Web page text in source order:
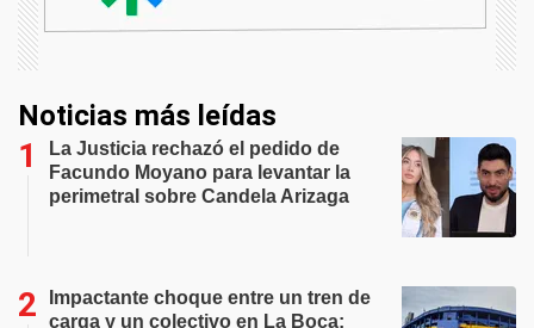
Noticias más leídas
La Justicia rechazó el pedido de
Facundo Moyano para levantar la
perimetral sobre Candela Arizaga
Impactante choque entre un tren de
carga y un colectivo en La Boca: